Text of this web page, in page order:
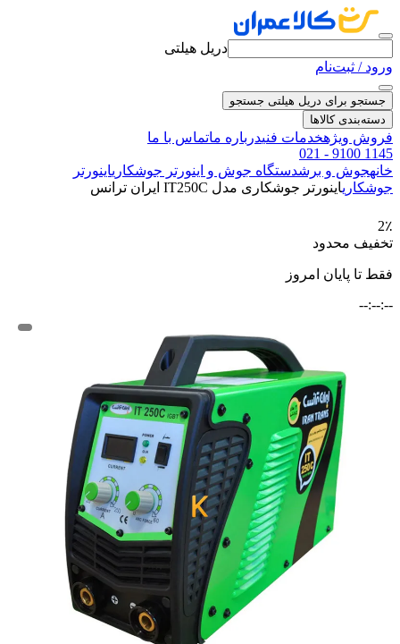
دریل هیلتی
ورود / ثبت‌نام
جستجو برای دریل هیلتی جستجو
دسته‌بندی کالاها
فروش ویژهخدمات فنیدرباره ماتماس با ما
021 - 9100 1145
خانهجوش و برشدستگاه جوش و اینورتر جوشکاریاینورتر
جوشکاریاینورتر جوشکاری مدل IT250C ایران ترانس
2٪
تخفیف محدود
فقط تا پایان امروز
--:--:--